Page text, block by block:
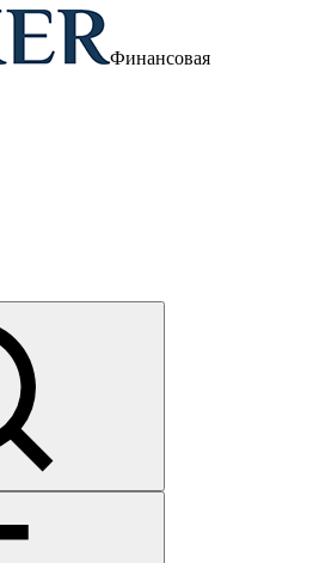
Финансовая